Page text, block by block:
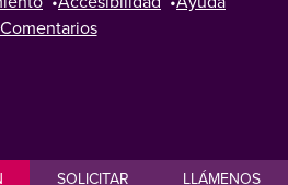
SOLICITAR LLÁMENOS
Comentarios